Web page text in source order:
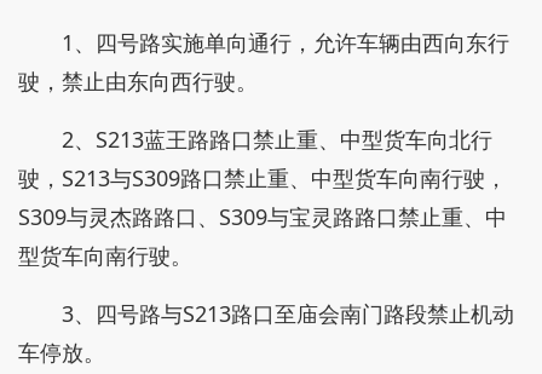
1、四号路实施单向通行，允许车辆由西向东行
驶，禁止由东向西行驶。
2、S213蓝王路路口禁止重、中型货车向北行
驶，S213与S309路口禁止重、中型货车向南行驶，
S309与灵杰路路口、S309与宝灵路路口禁止重、中
型货车向南行驶。
3、四号路与S213路口至庙会南门路段禁止机动
车停放。